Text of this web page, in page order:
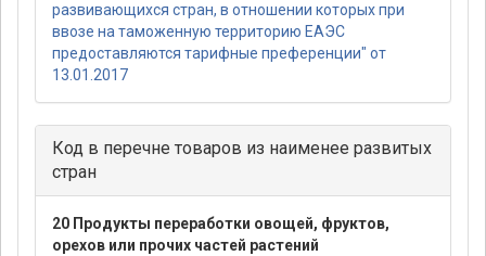
развивающихся стран, в отношении которых при
ввозе на таможенную территорию ЕАЭС
предоставляются тарифные преференции" от
13.01.2017
Код в перечне товаров из наименее развитых
стран
20 Продукты переработки овощей, фруктов,
орехов или прочих частей растений